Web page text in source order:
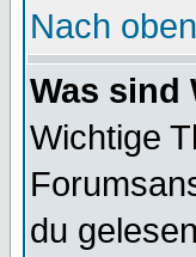
Nach oben
Was sind
Wichtige
du